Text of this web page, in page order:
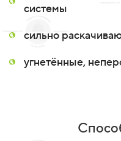
системы
сильно
угнетённые,